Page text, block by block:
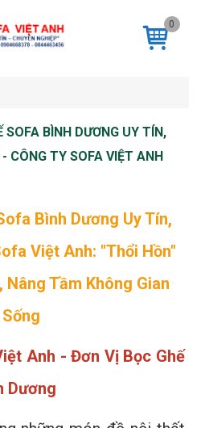
0
SOFA BÌNH DƯƠNG UY TÍN,
CÔNG TY SOFA VIỆT ANH
Bình Dương Uy Tín,
Việt Anh: "Thổi Hồn"
Nâng Tầm Không Gian
Sống
Anh - Đơn Vị Bọc Ghế
Dương